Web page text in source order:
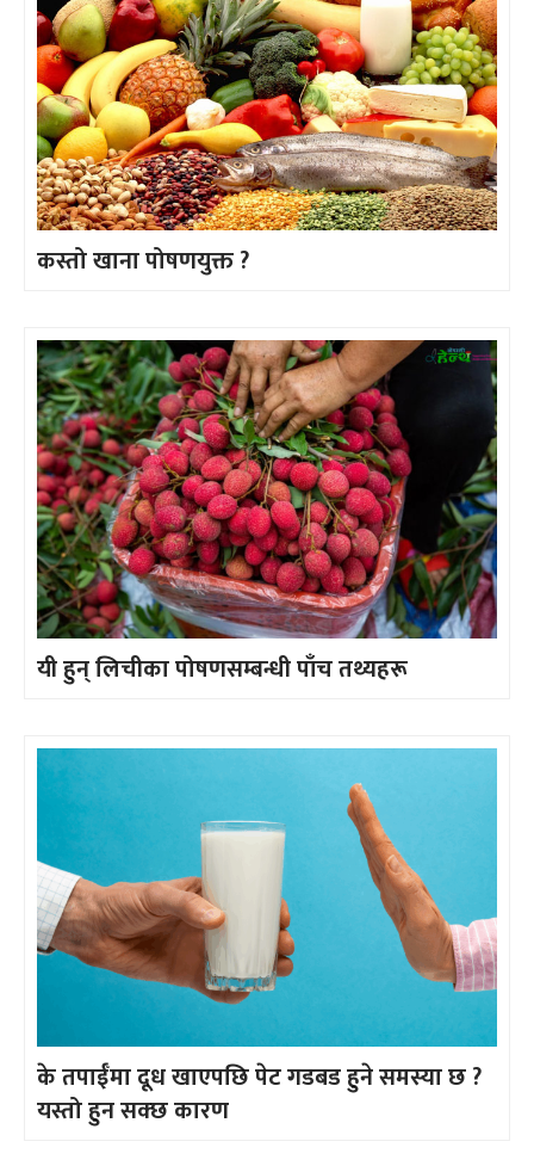
कस्तो खाना पोषणयुक्त ?
यी हुन् लिचीका पोषणसम्बन्धी पाँच तथ्यहरू
के तपाईँमा दूध खाएपछि पेट गडबड हुने समस्या छ ?
यस्तो हुन सक्छ कारण